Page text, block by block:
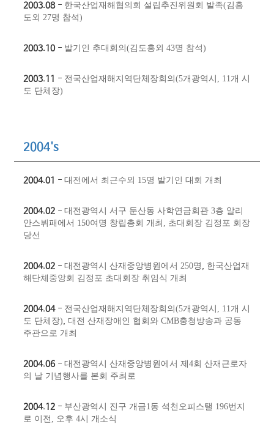
2003.08 - 한국산업재해협의회 설립추진위원회 발족(김흥
도외 27명 참석)
2003.10 - 발기인 추대회의(김도홍외 43명 참석)
2003.11 - 전국산업재해지역단체장회의(5개광역시, 11개 시
도 단체장)
2004's
2004.01 - 대전에서 최근수외 15명 발기인 대회 개최
2004.02 - 대전광역시 서구 둔산동 사학연금회관 3층 알리
안스뷔패에서 150여명 창립총회 개최, 초대회장 김정포 회장
당선
2004.02 - 대전광역시 산재중앙병원에서 250명 ​, 한국산업재
해단체중앙회 김정포 초대회장 취임식 개최
2004.04 - 전국산업재해지역단체장회의(5개광역시, 11개 시
도 단체장)​, 대전 산재장애인 협회와 CMB충청방송과 공동
주관으로 개최
2004.06 - 대전광역시 산재중앙병원에서 제4회 산재근로자
의 날 기념행사를 본회 주최로
2004.12 - 부산광역시 진구 개금1동 석천오피스탤 196번지
로 이전, 오후 4시 개소식